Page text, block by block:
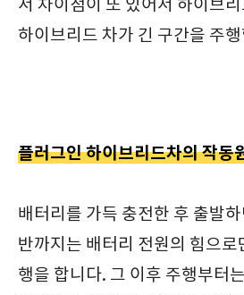
서 차이점이 또 있어서 하이브
하이브리드 차가 긴 구간을 주
플러그인 하이브리드차의 작동
배터리를 가득 충전한 후 출발
반까지는 배터리 전원의 힘으로
행을 합니다. 그 이후 주행부터